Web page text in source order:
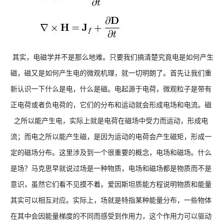
其实，电磁学并不是那么地难。只要我们搞清楚究竟电是如何产生
磁，磁又是如何产生电的微观机理，就一切明朗了。首先让我们重
新认识一下什么是电，什么是磁。电起源于电荷，微观粒子是带有
正电荷或者负电荷的，它们的分布和运动就会形成电场和电流。磁
之所以能产生电，实际上就是电荷在磁场中受力而运动，形成电
流；而电之所以能产生磁，是因为运动的电荷会产生磁矩，形成一
定的磁场分布。这里涉及到一个很重要的概念，电场和磁场。什么
是场？马克思早就说过场是一种物质，电场和磁场都是物质而不是
意识，虽然它们看不见摸不着。爱因斯坦质能方程说明物质和能量
其实可以相互对应。实际上，场就是特指某种能量分布，一些物体
在其中会因能量梯度的不同而感受到作用力，这个作用力可以驱动